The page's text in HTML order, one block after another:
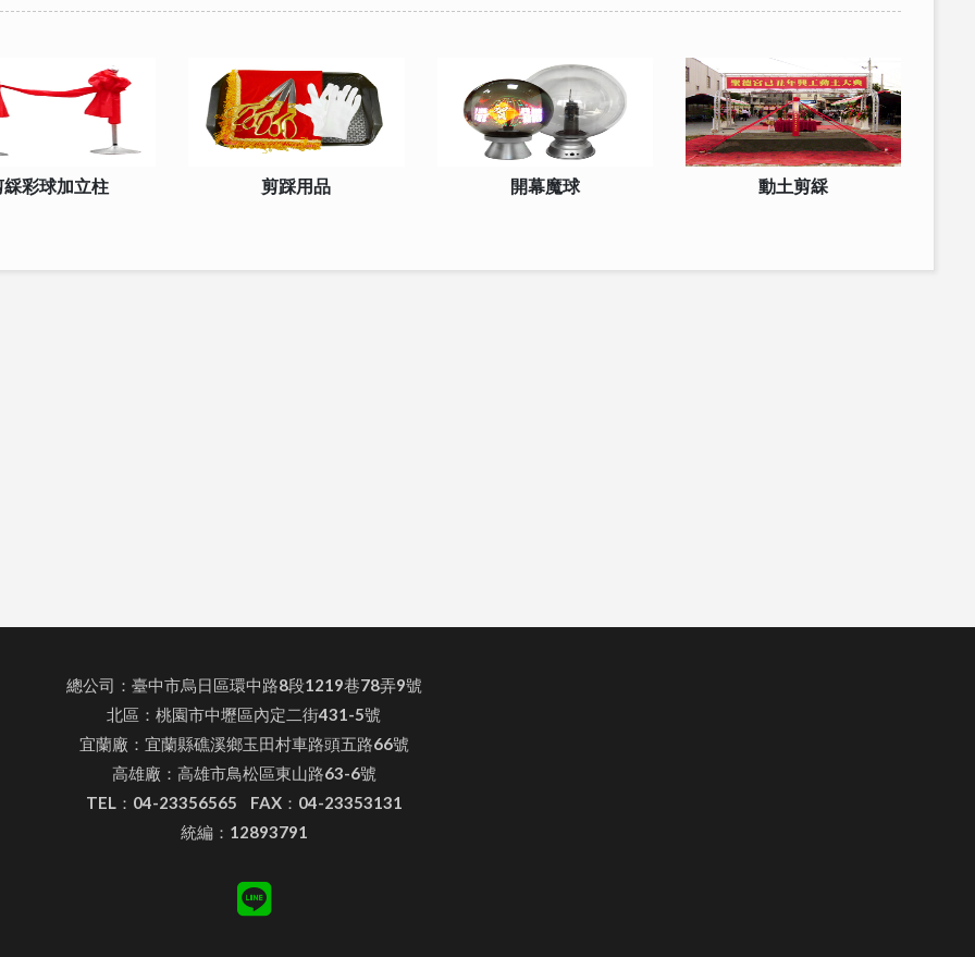
綵彩球加立柱 剪踩用品 開幕魔球 動土剪綵
總公司：臺中市烏日區環中路8段1219巷78弄9號
北區：桃園市中壢區內定二街431-5號
宜蘭廠：宜蘭縣礁溪鄉玉田村車路頭五路66號
高雄廠：高雄市鳥松區東山路63-6號
TEL：04-23356565 FAX：04-23353131
統編：12893791